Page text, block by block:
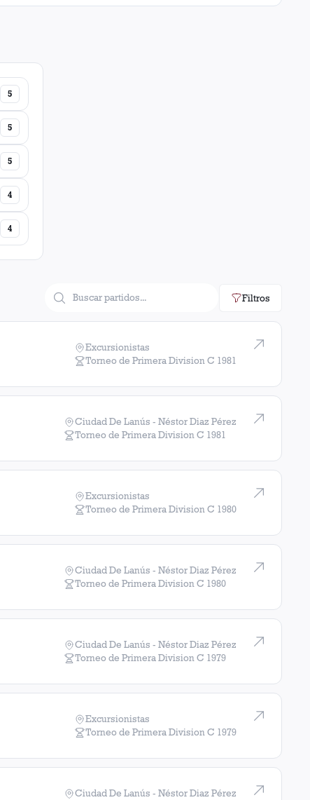
5
5
5
4
4
Filtros
Excursionistas
Torneo de Primera Division C 1981
Ciudad De Lanús - Néstor Diaz Pérez
Torneo de Primera Division C 1981
Excursionistas
Torneo de Primera Division C 1980
Ciudad De Lanús - Néstor Diaz Pérez
Torneo de Primera Division C 1980
Ciudad De Lanús - Néstor Diaz Pérez
Torneo de Primera Division C 1979
Excursionistas
Torneo de Primera Division C 1979
Ciudad De Lanús - Néstor Diaz Pérez